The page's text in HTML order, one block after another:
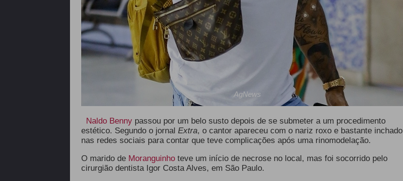
AgNews
Naldo Bennypassou por um belo susto depois de se submeter a um procedimento
estético. Segundo o jornal Extra, o cantor apareceu com o nariz roxo e bastante inchado
nas redes sociais para contar que teve complicações após uma rinomodelação.
O marido de Moranguinho teve um início de necrose no local, mas foi socorrido pelo
cirurgião dentista Igor Costa Alves, em São Paulo.